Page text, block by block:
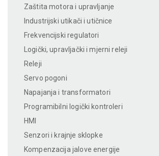
Zaštita motora i upravljanje
Industrijski utikači i utičnice
Frekvencijski regulatori
Logički, upravljački i mjerni releji
Releji
Servo pogoni
Napajanja i transformatori
Programibilni logički kontroleri
HMI
Senzori i krajnje sklopke
Kompenzacija jalove energije